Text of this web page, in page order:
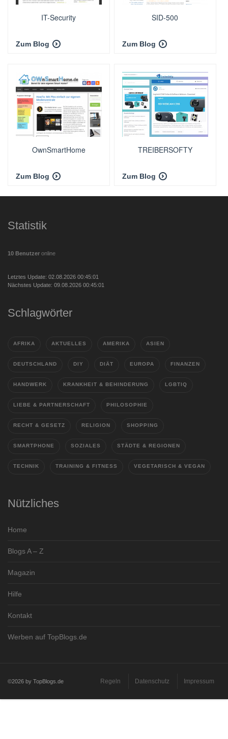
IT-Security
Zum Blog
SID-500
Zum Blog
OwnSmartHome
Zum Blog
TREIBERSOFTY
Zum Blog
Statistik
10 Benutzer online
Letztes Update: 02.08.2026 00:45:01
Nächstes Update: 09.08.2026 00:45:01
Schlagwörter
AFRIKA AKTUELLES AMERIKA ASIEN
DEUTSCHLAND DIY DIÄT EUROPA FINANZEN
HANDWERK KRANKHEIT & BEHINDERUNG LGBTIQ
LIEBE & PARTNERSCHAFT PHILOSOPHIE
RECHT & GESETZ RELIGION SHOPPING
SMARTPHONE SOZIALES STÄDTE & REGIONEN
TECHNIK TRAINING & FITNESS VEGETARISCH & VEGAN
Nützliches
Home
Blogs A – Z
Magazin
Hilfe
Kontakt
Werben auf TopBlogs.de
©2026 by TopBlogs.de Regeln Datenschutz Impressum